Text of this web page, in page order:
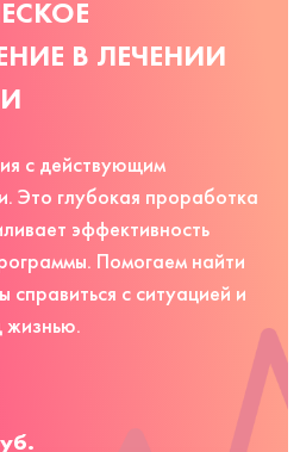
В ЛЕЧЕНИИ
с действующим
Это глубокая проработка
эффективность
Помогаем найти
с ситуацией и
жизнью.